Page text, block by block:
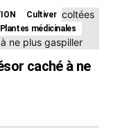
Cultiver
Plantes médicinales
caché à ne